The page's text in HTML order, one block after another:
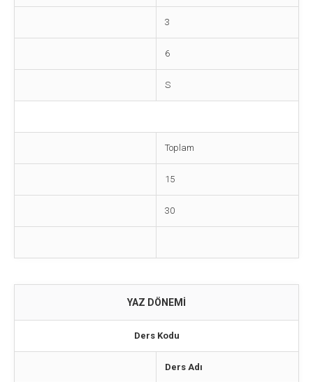
3
6
S
Toplam
15
30
YAZ DÖNEMİ
Ders Kodu
Ders Adı